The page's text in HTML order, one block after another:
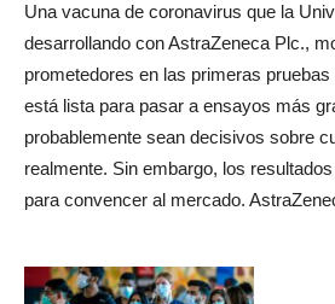
Una vacuna de coronavirus que la
desarrollando con AstraZeneca Plc.,
prometedores en las primeras
está lista para pasar a ensayos más
probablemente sean decisivos sobre
realmente. Sin embargo, los
para convencer al mercado.